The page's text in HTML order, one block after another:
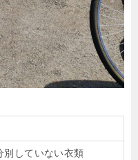
別していない衣類